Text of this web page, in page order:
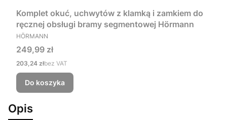
Komplet okuć, uchwytów z klamką i zamkiem do
ręcznej obsługi bramy segmentowej Hörmann
PRODUCENT
HÖRMANN
Cena
249,99 zł
Cena
203,24 złbez VAT
Do koszyka
Opis